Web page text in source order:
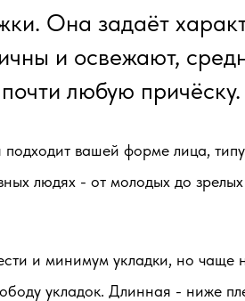
Она задаёт
и освежают,
любую причёску.
вашей форме лица,
людях - от молодых до
и минимум укладки, но чаще
укладок. Длинная - ниже